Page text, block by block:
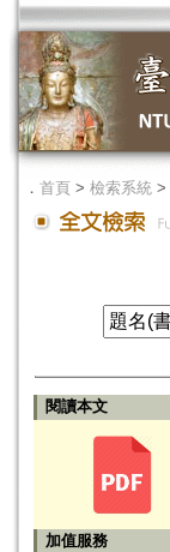
． 首頁 > 檢索系統 >
閱讀本文
加值服務